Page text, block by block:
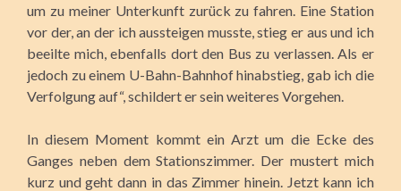
um zu meiner Unterkunft zurück zu fahren. Eine Station
vor der, an der ich aussteigen musste, stieg er aus und ich
beeilte mich, ebenfalls dort den Bus zu verlassen. Als er
jedoch zu einem U-Bahn-Bahnhof hinabstieg, gab ich die
Verfolgung auf“, schildert er sein weiteres Vorgehen.
In diesem Moment kommt ein Arzt um die Ecke des
Ganges neben dem Stationszimmer. Der mustert mich
kurz und geht dann in das Zimmer hinein. Jetzt kann ich